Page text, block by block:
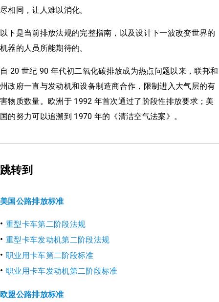
尽相同，让人难以消化。
以下是当前排放法规的完整指南，以及设计下一波改变世界的
机器的人员所能期待的。
自 20 世纪 90 年代初二氧化碳排放成为热点问题以来，联邦和
州政府一直与发动机和设备制造商合作，限制进入大气层的有
害物质数量。欧洲于 1992 年首次通过了阶段性排放要求；美
国的努力可以追溯到 1970 年的《清洁空气法案》。
跳转到
美国公路排放标准
重型卡车第二阶段法规
重型卡车发动机第二阶段法规
职业用卡车第二阶段标准
职业用卡车发动机第二阶段标准
欧盟公路排放标准